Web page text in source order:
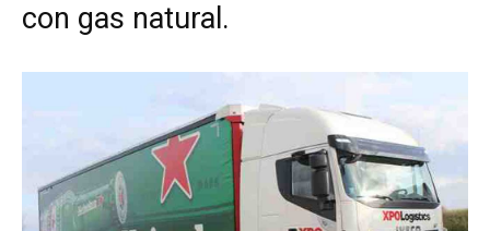
con gas natural.